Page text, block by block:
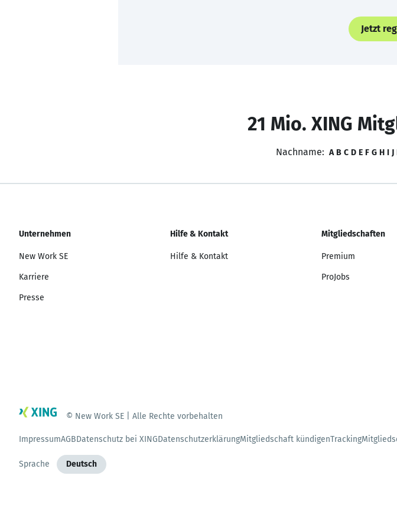
Jetzt
21 Mio. XING
Nachname: A B C D E F G H I J
Unternehmen
New Work SE
Karriere
Presse
Hilfe & Kontakt
Hilfe & Kontakt
Mitgliedschaften
Premium
ProJobs
© New Work SE | Alle Rechte vorbehalten
ImpressumAGBDatenschutz bei XINGDatenschutzerklärungMitgliedschaft kündigenTracking
Sprache Deutsch